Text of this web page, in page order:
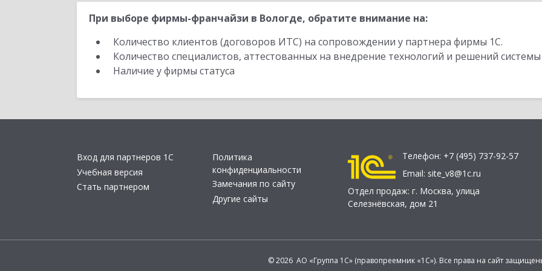
При выборе фирмы-франчайзи в Вологде, обратите внимание на:
Количество клиентов (договоров ИТС) на сопровождении у партнера фирмы 1С.
Количество специалистов, аттестованных на внедрение технологий и решений
Наличие у фирмы статуса
Вход для партнеров 1С
Учебная версия
Стать партнером
Политика
конфиденциальности
Замечания по сайту
Другие сайты
Телефон: +7 (495) 737-92-57
Email: site_v8@1c.ru
Отдел продаж: г. Москва, улица
Селезнёвская, дом 21
© 2026 АО «Группа 1С» (правопреемник «1С»). Все права на сайт